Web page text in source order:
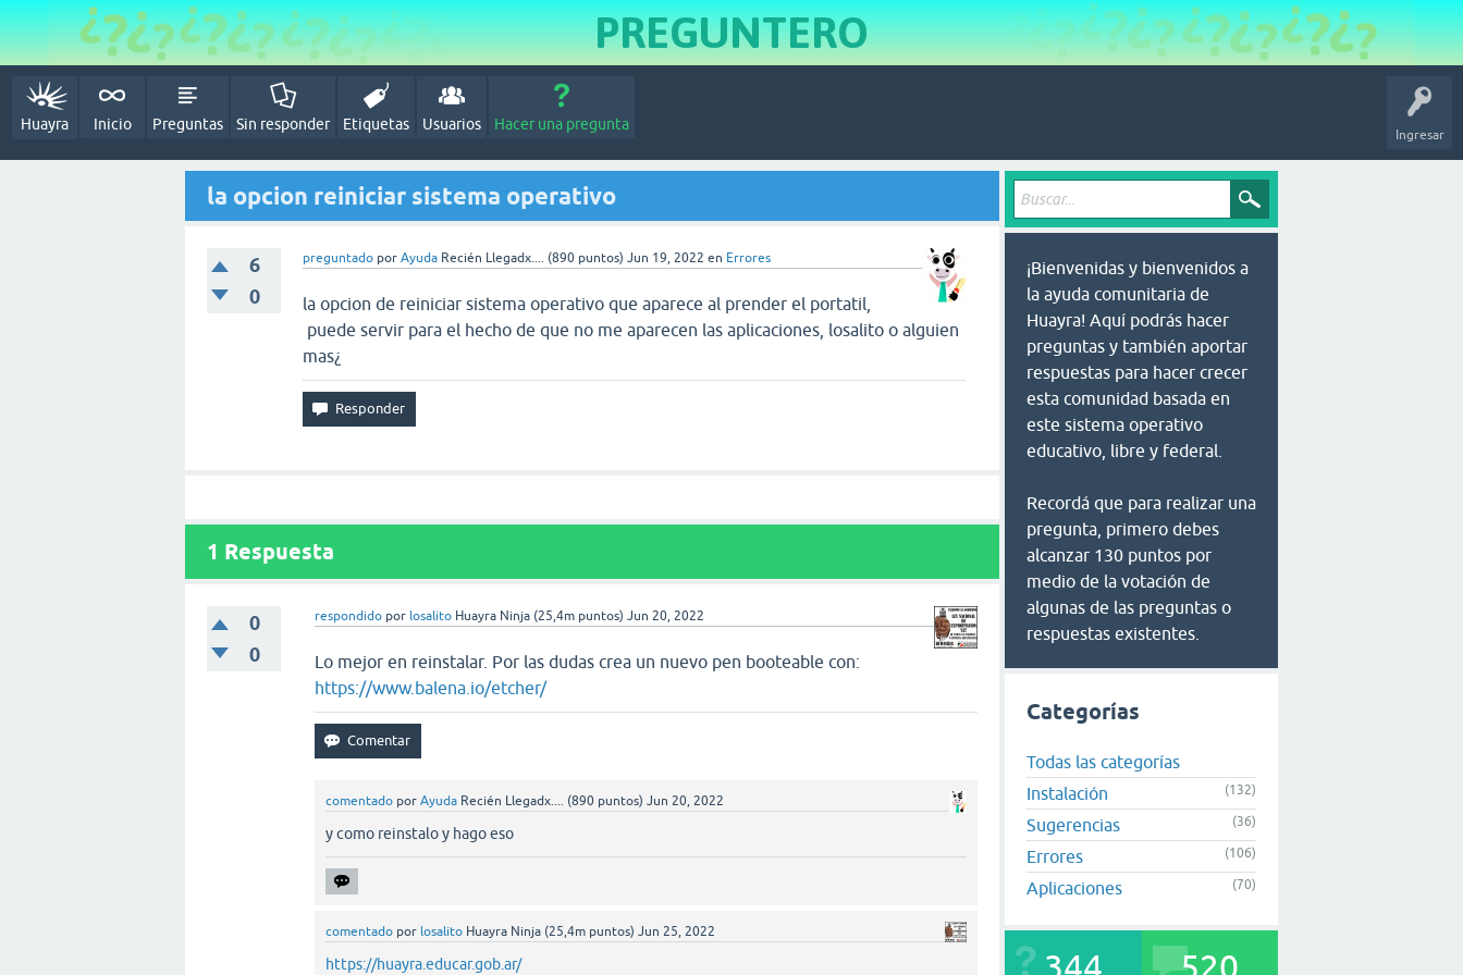
PREGUNTERO
Ingresar
Huayra Inicio Preguntas Sin responder Etiquetas Usuarios Hacer una pregunta
la opcion reiniciar sistema operativo
6
0
preguntado por Ayuda Recién Llegadx.... (890 puntos) Jun 19, 2022 en Errores
la opcion de reiniciar sistema operativo que aparece al prender el portatil,
puede servir para el hecho de que no me aparecen las aplicaciones, losalito o alguien
mas¿
1 Respuesta
0
0
respondido por losalito Huayra Ninja (25,4m puntos) Jun 20, 2022
Lo mejor en reinstalar. Por las dudas crea un nuevo pen booteable con:
https://www.balena.io/etcher/
comentado porAyuda Recién Llegadx.... (890 puntos) Jun 20, 2022
y como reinstalo y hago eso
comentado por losalito Huayra Ninja (25,4m puntos) Jun 25, 2022
https://huayra.educar.gob.ar/
¡Bienvenidas y bienvenidos a
la ayuda comunitaria de
Huayra! Aquí podrás hacer
preguntas y también aportar
respuestas para hacer crecer
esta comunidad basada en
este sistema operativo
educativo, libre y federal.
Recordá que para realizar una
pregunta, primero debes
alcanzar 130 puntos por
medio de la votación de
algunas de las preguntas o
respuestas existentes.
Categorías
Todas las categorías
Instalación
(132)
Sugerencias (36)
Errores (106)
Aplicaciones (70)
344 520